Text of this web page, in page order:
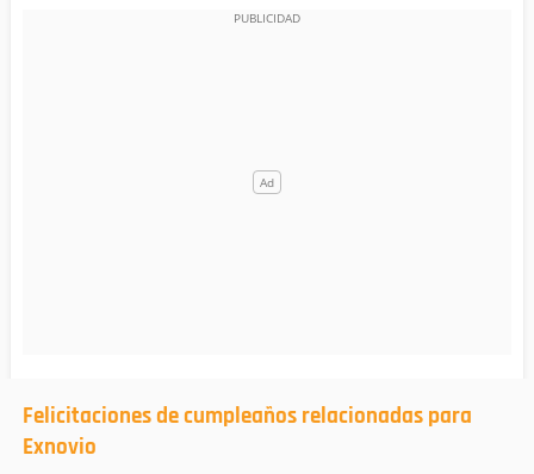
Felicitaciones de cumpleaños relacionadas para
Exnovio